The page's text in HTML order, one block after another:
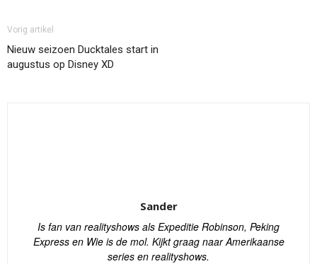
Vorig artikel
Nieuw seizoen Ducktales start in
augustus op Disney XD
Sander
Is fan van realityshows als Expeditie Robinson, Peking
Express en Wie is de mol. Kijkt graag naar Amerikaanse
series en realityshows.